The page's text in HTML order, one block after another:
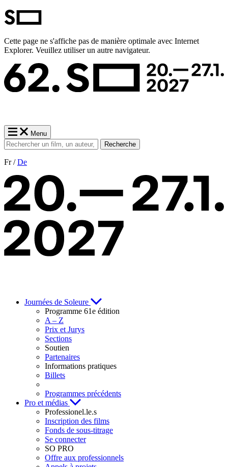
Cette page ne s'affiche pas de manière optimale avec Internet
Explorer. Veuillez utiliser un autre navigateur.
Menu
Recherche
Fr /De
Journées de Soleure
Programme 61e édition
A – Z
Prix et Jurys
Sections
Soutien
Partenaires
Informations pratiques
Billets
Programmes précédents
Pro et médias
Professionel.le.s
Inscription des films
Fonds de sous-titrage
Se connecter
SO PRO
Offre aux professionnels